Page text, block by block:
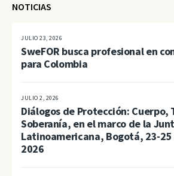
NOTICIAS
JULIO 23, 2026
SweFOR busca profesional en
para Colombia
JULIO 2, 2026
Diálogos de Protección:
Soberanía, en el marco de la
Latinoamericana, Bogotá, 23-
2026